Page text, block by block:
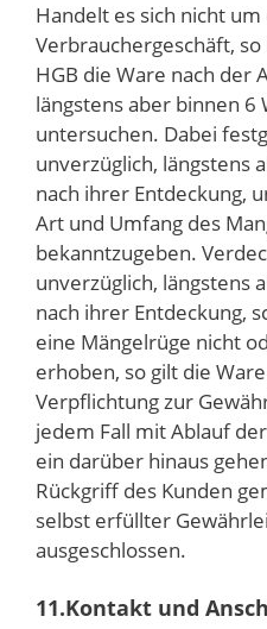
Handelt es sich nicht um
Verbrauchergeschäft,
HGB die Ware nach der
längstens aber binnen 6
untersuchen. Dabei
unverzüglich, längstens
nach ihrer Entdeckung,
Art und Umfang des
bekanntzugeben.
unverzüglich, längstens
nach ihrer Entdeckung,
eine Mängelrüge nicht
erhoben, so gilt die
Verpflichtung zur
jedem Fall mit Ablauf
ein darüber hinaus
Rückgriff des Kunden
selbst erfüllter
ausgeschlossen.
11.Kontakt und